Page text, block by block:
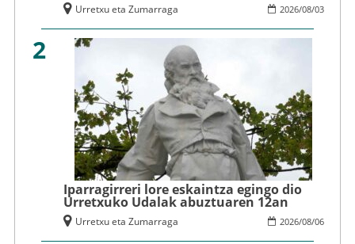
2026/08/03
Urretxu eta Zumarraga
2
Iparragirreri lore eskaintza egingo dio
Urretxuko Udalak abuztuaren 12an
2026/08/06
Urretxu eta Zumarraga